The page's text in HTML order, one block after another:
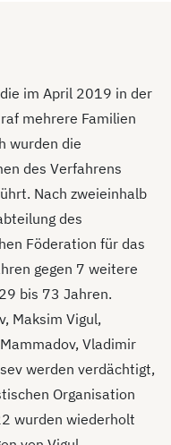
im April 2019 in der
mehrere Familien
wurden die
des Verfahrens
Nach zweieinhalb
des
Föderation für das
gegen 7 weitere
bis 73 Jahren.
Maksim Vigul,
Vladimir
werden verdächtigt,
Organisation
wurden wiederholt